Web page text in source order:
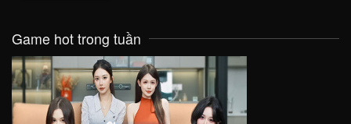
Game hot trong tuần
VIEW